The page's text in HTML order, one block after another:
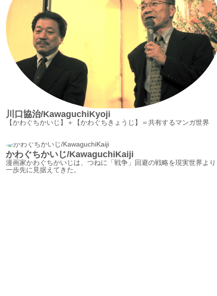
川口協治/KawaguchiKyoji
【かわぐちかいじ】＋【かわぐちきょうじ】＝共有するマンガ世界
かわぐちかいじ/KawaguchiKaiji
漫画家かわぐちかいじは、つねに「戦争」回避の戦略を現実世界より
一歩先に見据えてきた。